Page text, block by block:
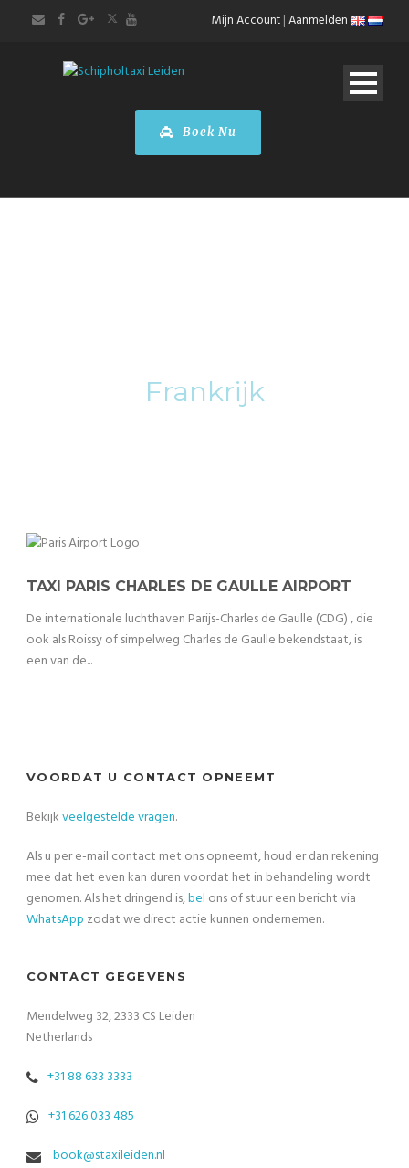
Mijn Account|Aanmelden
Boek Nu
Frankrijk
TAXI PARIS CHARLES DE GAULLE AIRPORT
De internationale luchthaven Parijs-Charles de Gaulle (CDG) , die
ook als Roissy of simpelweg Charles de Gaulle bekendstaat, is
een van de...
VOORDAT U CONTACT OPNEEMT
Bekijkveelgestelde vragen.
Als u per e-mail contact met ons opneemt, houd er dan rekening
mee dat het even kan duren voordat het in behandeling wordt
genomen. Als het dringend is,bel ons of stuur een bericht via
WhatsApp zodat we direct actie kunnen ondernemen.
CONTACT GEGEVENS
Mendelweg 32, 2333 CS Leiden
Netherlands
+31 88 633 3333
+31 626 033 485
book@staxileiden.nl